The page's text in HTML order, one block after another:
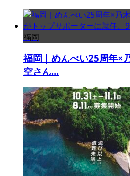
福岡
福岡｜めんべい25周年×
空さん...